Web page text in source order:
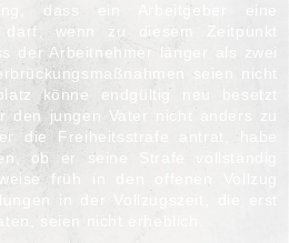
dass ein Arbeitgeber eine
darf, wenn zu diesem Zeitpunkt
der Arbeitnehmer länger als zwei
seien nicht
könne endgültig neu besetzt
den jungen Vater nicht anders zu
die Freiheitsstrafe antrat, habe
ob er seine Strafe vollständig
früh in den offenen Vollzug
in der Vollzugszeit, die erst
seien nicht erheblich.